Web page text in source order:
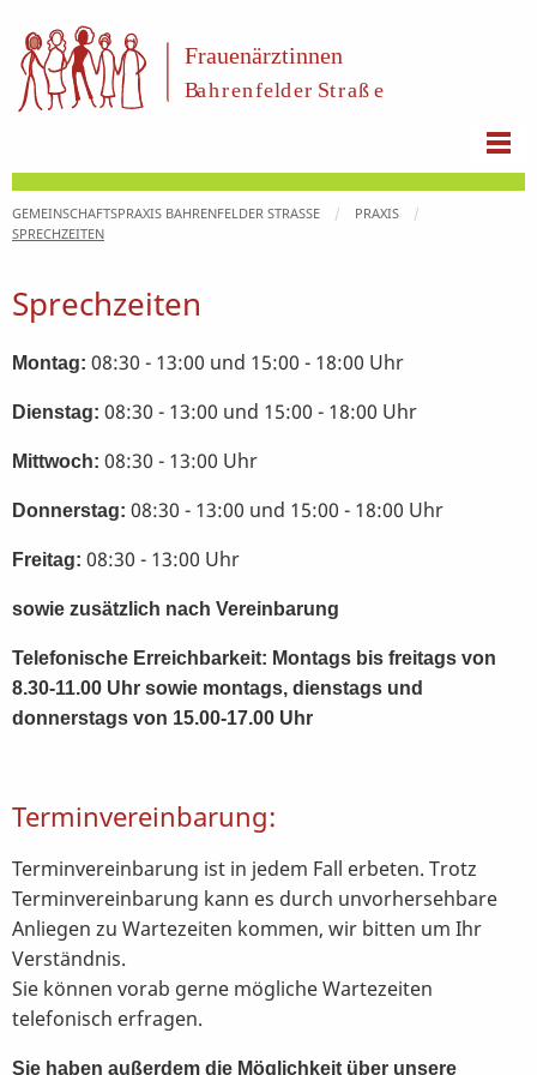
GEMEINSCHAFTSPRAXIS BAHRENFELDER STRASSE
PRAXIS
SPRECHZEITEN
Sprechzeiten
Montag: 08:30 - 13:00 und 15:00 - 18:00 Uhr
Dienstag: 08:30 - 13:00 und 15:00 - 18:00 Uhr
Mittwoch: 08:30 - 13:00 Uhr
Donnerstag: 08:30 - 13:00 und 15:00 - 18:00 Uhr
Freitag: 08:30 - 13:00 Uhr
sowie zusätzlich nach Vereinbarung
Telefonische Erreichbarkeit: Montags bis freitags von
8.30-11.00 Uhr sowie montags, dienstags und
donnerstags von 15.00-17.00 Uhr
Terminvereinbarung:
Terminvereinbarung ist in jedem Fall erbeten. Trotz
Terminvereinbarung kann es durch unvorhersehbare
Anliegen zu Wartezeiten kommen, wir bitten um Ihr
Verständnis.
Sie können vorab gerne mögliche Wartezeiten
telefonisch erfragen.
Sie haben außerdem die Möglichkeit über unsere